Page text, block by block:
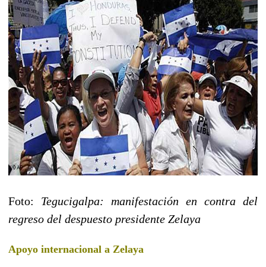
Foto: Tegucigalpa: manifestación en contra del
regreso del despuesto presidente Zelaya
Apoyo internacional a Zelaya